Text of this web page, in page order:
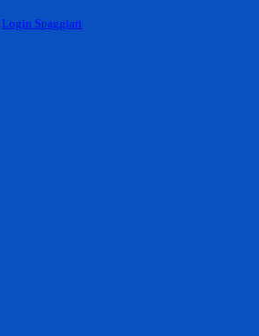
Login Spaggiari